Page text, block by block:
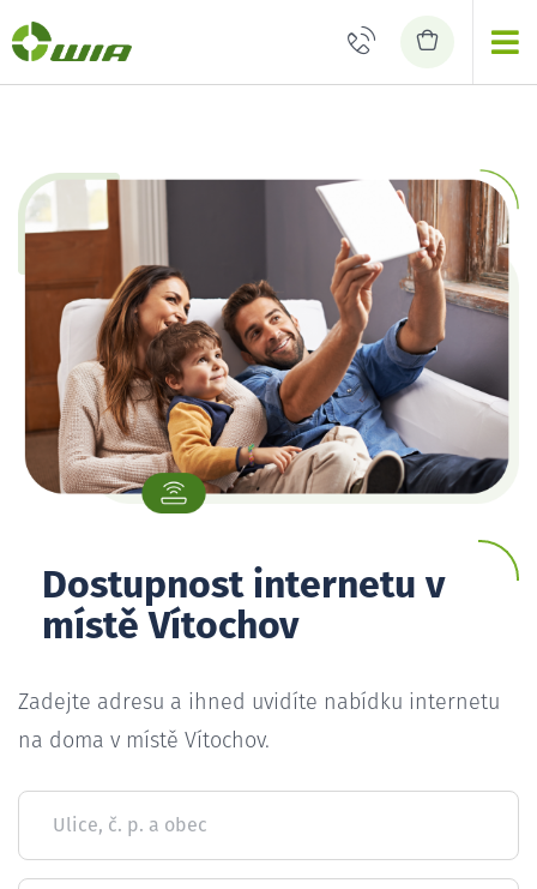
Dostupnost internetu v
místě Vítochov
Zadejte adresu a ihned uvidíte nabídku internetu
na doma v místě Vítochov.
Ulice, č. p. a obec